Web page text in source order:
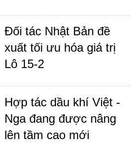
Đối tác Nhật Bản đề
xuất tối ưu hóa giá trị
Lô 15-2
Hợp tác dầu khí Việt -
Nga đang được nâng
lên tầm cao mới